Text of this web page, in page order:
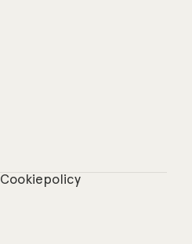
Cookiepolicy